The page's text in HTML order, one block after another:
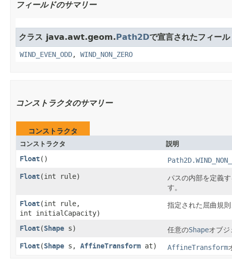
フィールドのサマリー
クラス java.awt.geom.Path2Dで宣言されたフィール
WIND_EVEN_ODD, WIND_NON_ZERO
コンストラクタのサマリー
コンストラクタ
コンストラクタ 説明
Float()
Float​(int rule) パスの内部を定義
す。
Float​(int rule,
int initialCapacity)
指定された屈曲規
Float​(Shape s) 任意のShapeオブ
Float​(Shape s, AffineTransform at) AffineTransform